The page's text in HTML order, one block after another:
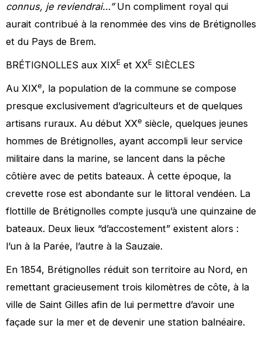
connus, je reviendrai…”Un compliment royal qui
aurait contribué à la renommée des vins de Brétignolles
et du Pays de Brem.
BRÉTIGNOLLES aux XIXE et XXE SIÈCLES
Au XIXe, la population de la commune se compose
presque exclusivement d’agriculteurs et de quelques
artisans ruraux. Au début XXe siècle, quelques jeunes
hommes de Brétignolles, ayant accompli leur service
militaire dans la marine, se lancent dans la pêche
côtière avec de petits bateaux. À cette époque, la
crevette rose est abondante sur le littoral vendéen. La
flottille de Brétignolles compte jusqu’à une quinzaine de
bateaux. Deux lieux “d’accostement” existent alors :
l’un à la Parée, l’autre à la Sauzaie.
En 1854, Brétignolles réduit son territoire au Nord, en
remettant gracieusement trois kilomètres de côte, à la
ville de Saint Gilles afin de lui permettre d’avoir une
façade sur la mer et de devenir une station balnéaire.